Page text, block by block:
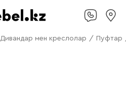
Дивандар мен креслолар / Пуфтар